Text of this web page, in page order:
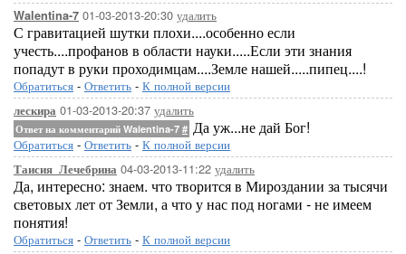
Walentina-7 01-03-2013-20:30 удалить
С гравитацией шутки плохи....особенно если
учесть....профанов в области науки.....Если эти знания
попадут в руки проходимцам....Земле нашей.....пипец....!
Обратиться - Ответить - К полной версии
лескира 01-03-2013-20:37 удалить
Ответ на комментарий Walentina-7 # Да уж...не дай Бог!
Обратиться - Ответить - К полной версии
Таисия_Лечебрина 04-03-2013-11:22 удалить
Да, интересно: знаем. что творится в Мироздании за тысячи
световых лет от Земли, а что у нас под ногами - не имеем
понятия!
Обратиться - Ответить - К полной версии